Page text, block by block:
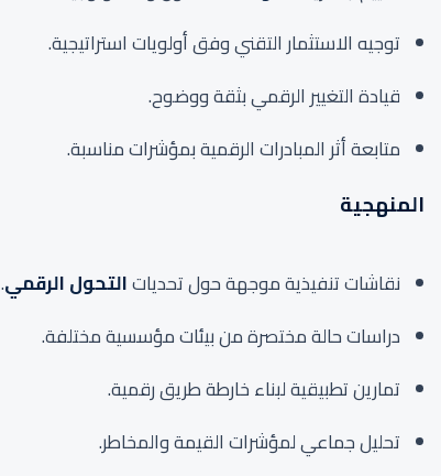
توجيه الاستثمار التقني وفق أولويات استراتيجية.
قيادة التغيير الرقمي بثقة ووضوح.
متابعة أثر المبادرات الرقمية بمؤشرات مناسبة.
المنهجية
نقاشات تنفيذية موجهة حول تحدياتالتحول الرقمي.
دراسات حالة مختصرة من بيئات مؤسسية مختلفة.
تمارين تطبيقية لبناء خارطة طريق رقمية.
تحليل جماعي لمؤشرات القيمة والمخاطر.